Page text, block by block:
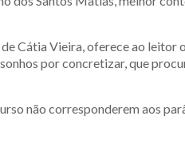
Cátia Vieira, oferece ao
por concretizar, que
não corresponderem aos